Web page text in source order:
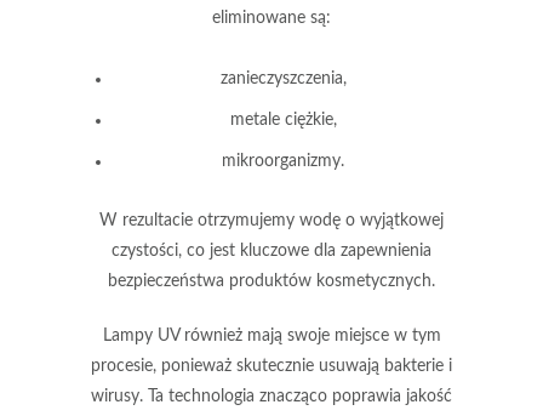
eliminowane są:
zanieczyszczenia,
metale ciężkie,
mikroorganizmy.
W rezultacie otrzymujemy wodę o wyjątkowej
czystości, co jest kluczowe dla zapewnienia
bezpieczeństwa produktów kosmetycznych.
Lampy UVrównież mają swoje miejsce w tym
procesie, ponieważ skutecznie usuwają bakterie i
wirusy. Ta technologia znacząco poprawia jakość